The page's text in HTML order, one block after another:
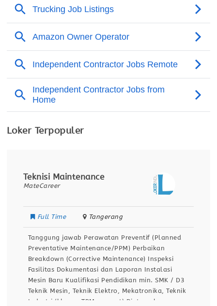
Loker Terpopuler
Teknisi Maintenance
MateCareer
Full Time Tangerang
Tanggung jawab Perawatan Preventif (Planned
Preventative Maintenance/PPM) Perbaikan
Breakdown (Corrective Maintenance) Inspeksi
Fasilitas Dokumentasi dan Laporan Instalasi
Mesin Baru Kualifikasi Pendidikan min. SMK / D3
Teknik Mesin, Teknik Elektro, Mekatronika, Teknik
Industri (khusus TPM support) Diutamakan